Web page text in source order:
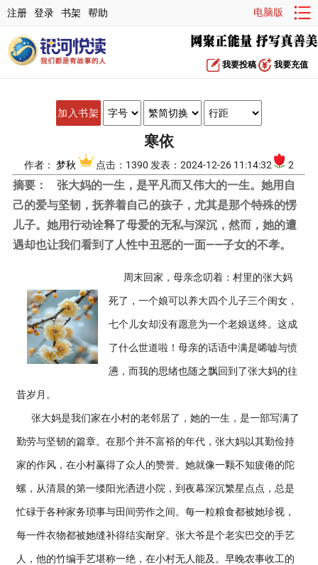
注册 登录 书架 帮助 电脑版
我要投稿 我要充值
加入书架
寒依
作者： 梦秋 点击：1390 发表：2024-12-26 11:14:32 2
摘要：
张大妈的一生，是平凡而又伟大的一生。她用自
己的爱与坚韧，抚养着自己的孩子，尤其是那个特殊的愣
儿子。她用行动诠释了母爱的无私与深沉，然而，她的遭
遇却也让我们看到了人性中丑恶的一面——子女的不孝。
周末回家，母亲念叨着：村里的张大妈
死了，一个娘可以养大四个儿子三个闺女，
七个儿女却没有愿意为一个老娘送终。这成
了什么世道啦！母亲的话语中满是唏嘘与愤
懑，而我的思绪也随之飘回到了张大妈的往
昔岁月。
张大妈是我们家在小村的老邻居了，她的一生，是一部写满了
勤劳与坚韧的篇章。在那个并不富裕的年代，张大妈以其勤俭持
家的作风，在小村赢得了众人的赞誉。她就像一颗不知疲倦的陀
螺，从清晨的第一缕阳光洒进小院，到夜幕深沉繁星点点，总是
忙碌于各种家务琐事与田间劳作之间。每一粒粮食都被她珍视，
每一件衣物都被她缝补得结实耐穿。张大爷是个老实巴交的手艺
人，他的竹编手艺堪称一绝，在小村无人能及。早晚农事收工的